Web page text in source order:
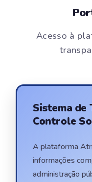
Acesso à
Sistema de
Controle
A plataforma
informações
administração